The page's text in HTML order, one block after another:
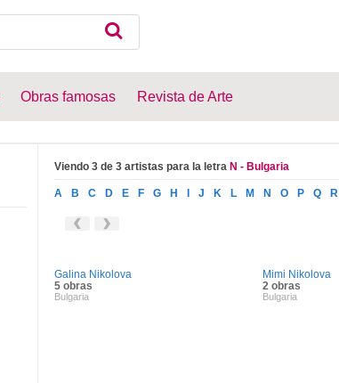
Obras famosas Revista de Arte
Viendo 3 de 3 artistas para la letra N - Bulgaria
A B C D E F G H J K L M N O P Q R
Galina Nikolova
5 obras
Bulgaria
Mimi Nikolova
2 obras
Bulgaria